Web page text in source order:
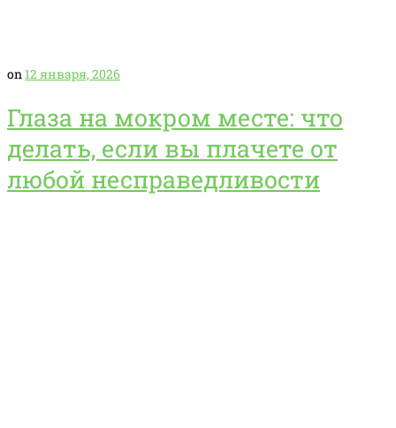
on12 января, 2026
Глаза на мокром месте: что
делать, если вы плачете от
любой несправедливости